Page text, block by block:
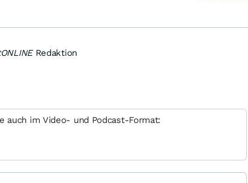
Redaktion
auch im Video- und Podcast-Format: